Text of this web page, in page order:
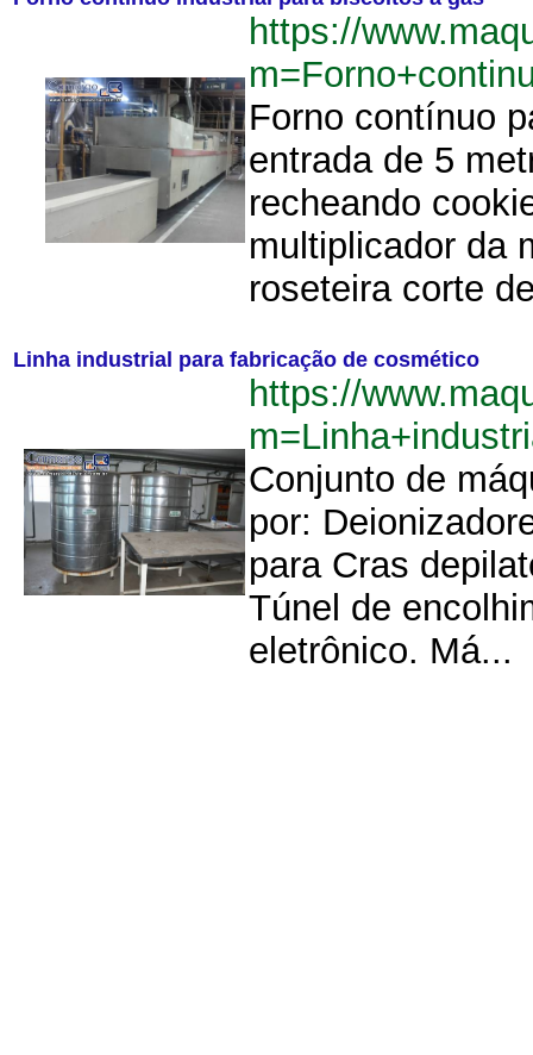
https://
Forno contínuo
entrada de 5
recheando
multiplicador da
roseteira corte
Linha industrial para fabricação de cosmético
https://
Conjunto de
por:
para Cras
Túnel de
eletrônico. Má...